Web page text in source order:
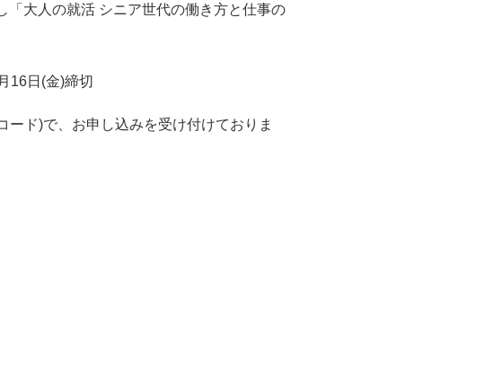
大人の就活 シニア世代の働き方と仕事の
月 16日 (金)締切
ード)で、お申し込みを受け付けておりま